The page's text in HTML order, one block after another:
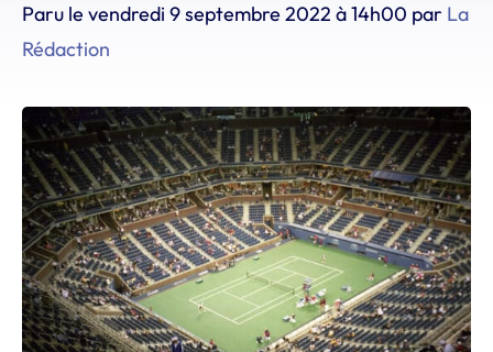
Paru le vendredi 9 septembre 2022 à 14h00 par La
Rédaction